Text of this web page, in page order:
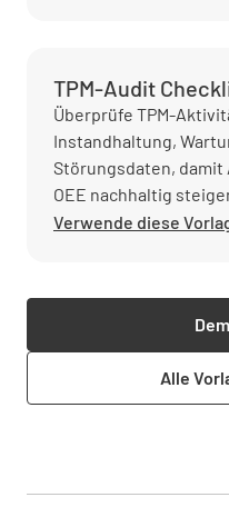
TPM-Audit
Überprüfe TPM-
Instandhaltung,
Störungsdaten,
OEE nachhaltig
Verwende diese
Alle